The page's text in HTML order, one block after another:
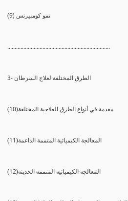
(9) نمو كومبيرتس
......................................................................
3- الطرق المختلفة لعلاج السرطان
(10)مقدمة في أنواع الطرق العلاجية المختلفة
(11)المعالجة الكيميائية المتممة الداعمة
(12)المعالجة الكيميائية المتممة الحديثة